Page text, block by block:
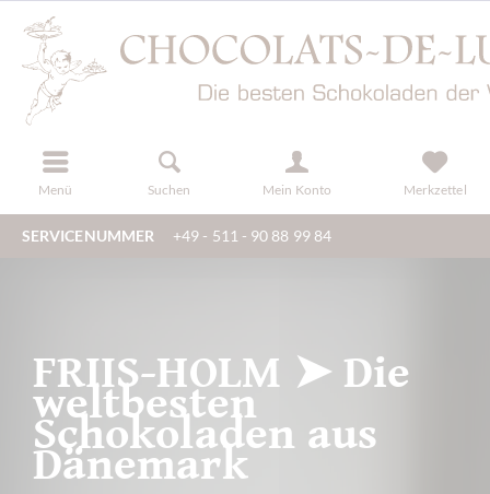
Menü Suchen Mein Konto
registrieren
Merkzettel
SERVICENUMMER +49 - 511 - 90 88 99 84
FRIIS-HOLM ➤ Die
weltbesten
Schokoladen aus
Dänemark